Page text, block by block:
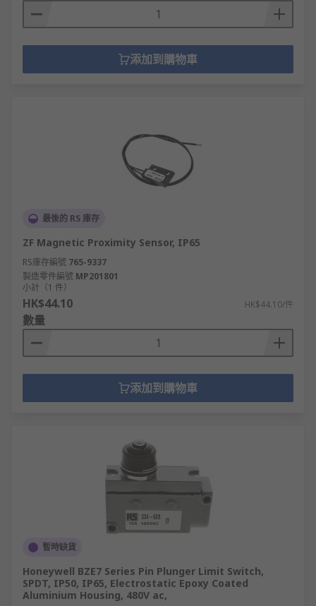
添加到購物車
最後的 RS 庫存
ZF Magnetic Proximity Sensor, IP65
RS庫存編號 765-9337
製造零件編號 MP201801
小計（1 件）
HK$44.10 HK$44.10/件
數量
添加到購物車
暫時缺貨
Honeywell BZE7 Series Pin Plunger Limit Switch,
SPDT, IP50, IP65, Electrostatic Epoxy Coated
Aluminium Housing, 480V ac,